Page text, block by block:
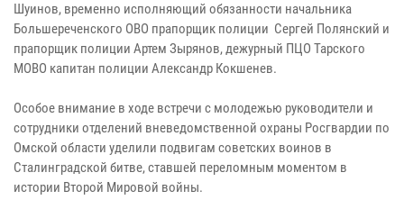
Шуинов, временно исполняющий обязанности начальника
Большереченского ОВО прапорщик полиции Сергей Полянский и
прапорщик полиции Артем Зырянов, дежурный ПЦО Тарского
МОВО капитан полиции Александр Кокшенев.
Особое внимание в ходе встречи с молодежью руководители и
сотрудники отделений вневедомственной охраны Росгвардии по
Омской области уделили подвигам советских воинов в
Сталинградской битве, ставшей переломным моментом в
истории Второй Мировой войны.